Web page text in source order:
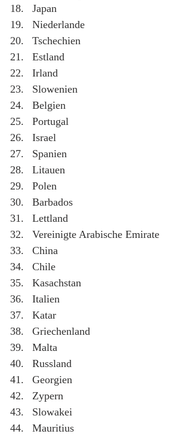
Japan
Niederlande
Tschechien
Estland
Irland
Slowenien
Belgien
Portugal
Israel
Spanien
Litauen
Polen
Barbados
Lettland
Vereinigte Arabische Emirate
China
Chile
Kasachstan
Italien
Katar
Griechenland
Malta
Russland
Georgien
Zypern
Slowakei
Mauritius